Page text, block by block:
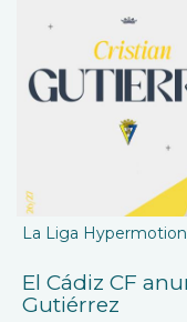
La Liga Hypermotion
El Cádiz CF
Gutiérrez